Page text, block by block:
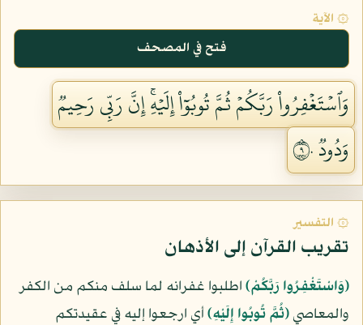
۞ الآية
فتح في المصحف
وَٱسۡتَغۡفِرُواْ رَبَّكُمۡ ثُمَّ تُوبُوٓاْ إِلَيۡهِۚ إِنَّ رَبِّي رَحِيمٞ
وَدُودٞ ٩٠
۞ التفسير
تقريب القرآن إلى الأذهان
(وَاسْتَغْفِرُوا رَبَّكُمْ)اطلبوا غفرانه لما سلف منكم من الكفر
والمعاصي(ثُمَّ تُوبُوا إِلَيْهِ)أي ارجعوا إليه في عقيدتكم